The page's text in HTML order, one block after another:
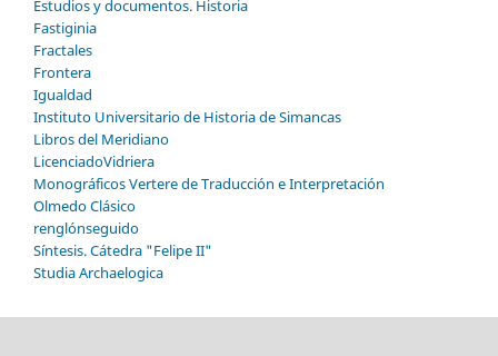
Estudios y documentos. Historia
Fastiginia
Fractales
Frontera
Igualdad
Instituto Universitario de Historia de Simancas
Libros del Meridiano
LicenciadoVidriera
Monográficos Vertere de Traducción e Interpretación
Olmedo Clásico
renglónseguido
Síntesis. Cátedra "Felipe II"
Studia Archaelogica